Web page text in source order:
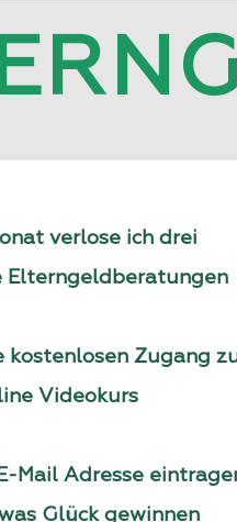
verlose ich drei
Elterngeldberatungen
kostenlosen Zugang
Videokurs
Mail Adresse
Glück gewinnen